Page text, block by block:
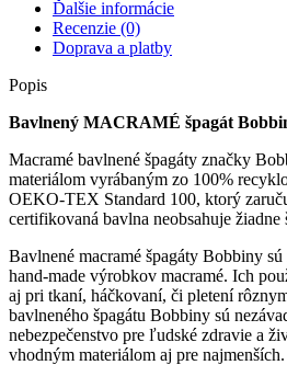
Ďalšie informácie
Recenzie (0)
Doprava a platby
Popis
Bavlnený MACRAMÉ špagát
Macramé bavlnené špagáty značky
materiálom vyrábaným zo 100%
OEKO-TEX Standard 100, ktorý
certifikovaná bavlna neobsahuje
Bavlnené macramé špagáty Bobbiny
hand-made výrobkov macramé. Ich
aj pri tkaní, háčkovaní, či pletení
bavlneného špagátu Bobbiny sú
nebezpečenstvo pre ľudské zdravie a
vhodným materiálom aj pre najmenších.